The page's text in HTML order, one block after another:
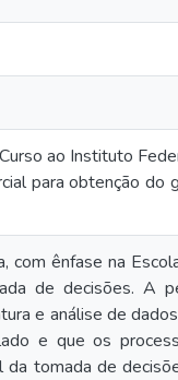
ao Instituto
para obtenção do
ênfase na
de decisões. A
e análise de
e que os
tomada de